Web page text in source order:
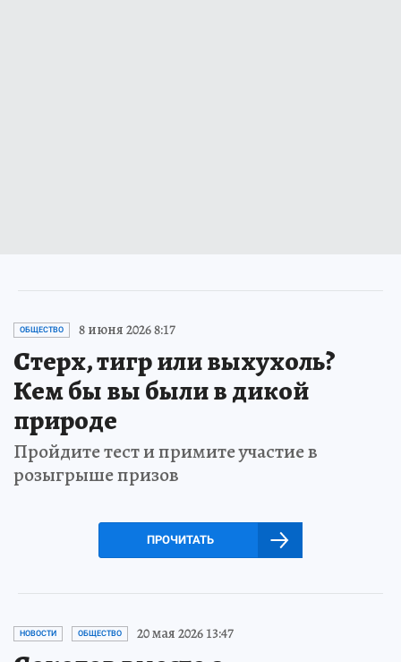
ОБЩЕСТВО 8 июня 2026 8:17
Стерх, тигр или выхухоль?
Кем бы вы были в дикой
природе
Пройдите тест и примите участие в
розыгрыше призов
ПРОЧИТАТЬ
НОВОСТИ ОБЩЕСТВО 20 мая 2026 13:47